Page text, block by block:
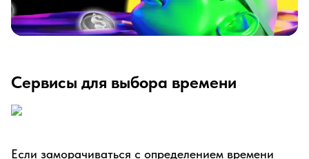
Сервисы для выбора времени
Если заморачиваться с определением времени